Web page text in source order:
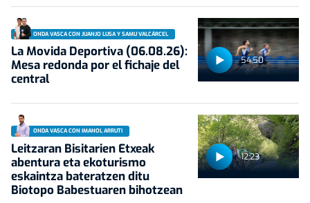
54:50
ONDA VASCA CON JUANJO LUSA Y SAMU VALCÁRCEL
La Movida Deportiva (06.08.26):
Mesa redonda por el fichaje del
central
12:23
ONDA VASCA CON IMANOL ARRUTI
Leitzaran Bisitarien Etxeak
abentura eta ekoturismo
eskaintza bateratzen ditu
Biotopo Babestuaren bihotzean